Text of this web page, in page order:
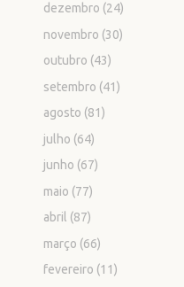
dezembro (24)
novembro (30)
outubro (43)
setembro (41)
agosto (81)
julho (64)
junho (67)
maio (77)
abril (87)
março (66)
fevereiro (11)